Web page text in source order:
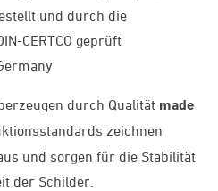
und durch die
CERTCO geprüft
durch Qualität made
zeichnen
und sorgen für die Stabilität
der Schilder.